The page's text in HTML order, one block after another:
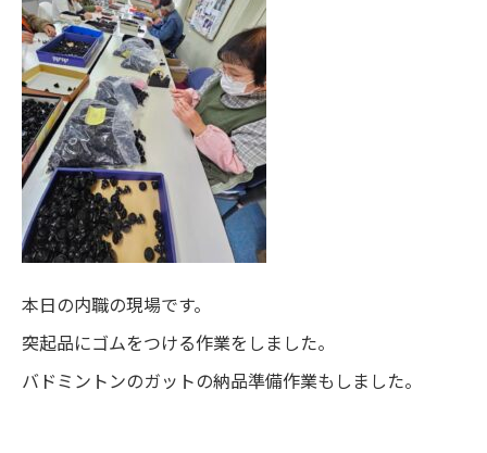
本日の内職の現場です。
突起品にゴムをつける作業をしました。
バドミントンのガットの納品準備作業もしました。